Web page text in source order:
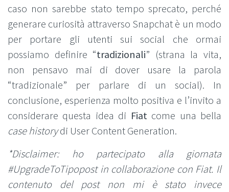
caso non sarebbe stato tempo sprecato, perché
generare curiosità attraverso Snapchat è un modo
per portare gli utenti sui social che ormai
possiamo definire “tradizionali” (strana la vita,
non pensavo mai di dover usare la parola
“tradizionale” per parlare di un social). In
conclusione, esperienza molto positiva e l’invito a
considerare questa idea di Fiatcome una bella
case historydi User Content Generation.
*Disclaimer: ho partecipato alla giornata
#UpgradeToTipopost in collaborazione con Fiat. Il
contenuto del post non mi è stato invece